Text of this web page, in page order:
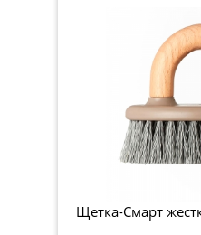
Щетка-Смарт